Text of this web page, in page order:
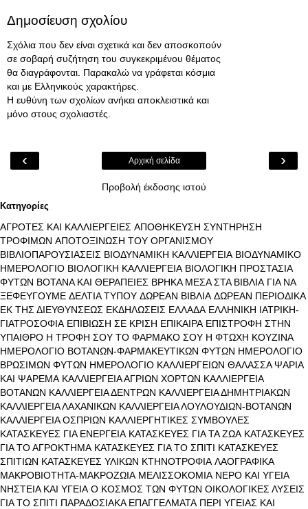
Δημοσίευση σχολίου
Σχόλια που δεν είναι σχετικά και δεν αποσκοπούν
σε σοβαρή συζήτηση του συγκεκριμένου θέματος
θα διαγράφονται. Παρακαλώ να γράφεται κόσμια
και με Ελληνικούς χαρακτήρες.
Η ευθύνη των σχολίων ανήκει αποκλειστικά και
μόνο στους σχολιαστές.
‹ ›
Αρχική σελίδα
Προβολή έκδοσης ιστού
Κατηγορίες
ΑΓΡΟΤΕΣ ΚΑΙ ΚΑΛΛΙΕΡΓΕΙΕΣ ΑΠΟΘΗΚΕΥΣΗ ΣΥΝΤΗΡΗΣΗ
ΤΡΟΦΙΜΩΝ ΑΠΟΤΟΞΙΝΩΣΗ ΤΟΥ ΟΡΓΑΝΙΣΜΟΥ
ΒΙΒΛΙΟΠΑΡΟΥΣΙΑΣΕΙΣ ΒΙΟΔΥΝΑΜΙΚΗ ΚΑΛΛΙΕΡΓΕΙΑ ΒΙΟΔΥΝΑΜΙΚΟ
ΗΜΕΡΟΛΟΓΙΟ ΒΙΟΛΟΓΙΚΗ ΚΑΛΛΙΕΡΓΕΙΑ ΒΙΟΛΟΓΙΚΗ ΠΡΟΣΤΑΣΙΑ
ΦΥΤΩΝ ΒΟΤΑΝΑ ΚΑΙ ΘΕΡΑΠΕΙΕΣ ΒΡΗΚΑ ΜΕΣΑ ΣΤΑ ΒΙΒΛΙΑ ΓΙΑ ΝΑ
ΞΕΦΕΥΓΟΥΜΕ ΔΕΛΤΙΑ ΤΥΠΟΥ ΔΩΡΕΑΝ ΒΙΒΛΙΑ ΔΩΡΕΑΝ ΠΕΡΙΟΔΙΚΑ
ΕΚ ΤΗΣ ΔΙΕΥΘΥΝΣΕΩΣ ΕΚΔΗΛΩΣΕΙΣ ΕΛΛΑΔΑ ΕΛΛΗΝΙΚΗ ΙΑΤΡΙΚΗ-
ΓΙΑΤΡΟΣΟΦΙΑ ΕΠΙΒΙΩΣΗ ΣΕ ΚΡΙΣΗ ΕΠΙΚΑΙΡΑ ΕΠΙΣΤΡΟΦΗ ΣΤΗΝ
ΥΠΑΙΘΡΟ Η ΤΡΟΦΗ ΣΟΥ ΤΟ ΦΑΡΜΑΚΟ ΣΟΥ Η ΦΤΩΧΗ ΚΟΥΖΙΝΑ
ΗΜΕΡΟΛΟΓΙΟ ΒΟΤΑΝΩΝ-ΦΑΡΜΑΚΕΥΤΙΚΩΝ ΦΥΤΩΝ ΗΜΕΡΟΛΟΓΙΟ
ΒΡΩΣΙΜΩΝ ΦΥΤΩΝ ΗΜΕΡΟΛΟΓΙΟ ΚΑΛΛΙΕΡΓΕΙΩΝ ΘΑΛΑΣΣΑ ΨΑΡΙΑ
ΚΑΙ ΨΑΡΕΜΑ ΚΑΛΛΙΕΡΓΕΙΑ ΑΓΡΙΩΝ ΧΟΡΤΩΝ ΚΑΛΛΙΕΡΓΕΙΑ
ΒΟΤΑΝΩΝ ΚΑΛΛΙΕΡΓΕΙΑ ΔΕΝΤΡΩΝ ΚΑΛΛΙΕΡΓΕΙΑ ΔΗΜΗΤΡΙΑΚΩΝ
ΚΑΛΛΙΕΡΓΕΙΑ ΛΑΧΑΝΙΚΩΝ ΚΑΛΛΙΕΡΓΕΙΑ ΛΟΥΛΟΥΔΙΩΝ-ΒΟΤΑΝΩΝ
ΚΑΛΛΙΕΡΓΕΙΑ ΟΣΠΡΙΩΝ ΚΑΛΛΙΕΡΓΗΤΙΚΕΣ ΣΥΜΒΟΥΛΕΣ
ΚΑΤΑΣΚΕΥΕΣ ΓΙΑ ΕΝΕΡΓΕΙΑ ΚΑΤΑΣΚΕΥΕΣ ΓΙΑ ΤΑ ΖΩΑ ΚΑΤΑΣΚΕΥΕΣ
ΓΙΑ ΤΟ ΑΓΡΟΚΤΗΜΑ ΚΑΤΑΣΚΕΥΕΣ ΓΙΑ ΤΟ ΣΠΙΤΙ ΚΑΤΑΣΚΕΥΕΣ
ΣΠΙΤΙΩΝ ΚΑΤΑΣΚΕΥΕΣ ΥΛΙΚΩΝ ΚΤΗΝΟΤΡΟΦΙΑ ΛΑΟΓΡΑΦΙΚΑ
ΜΑΚΡΟΒΙΟΤΗΤΑ-ΜΑΚΡΟΖΩΙΑ ΜΕΛΙΣΣΟΚΟΜΙΑ ΝΕΡΟ ΚΑΙ ΥΓΕΙΑ
ΝΗΣΤΕΙΑ ΚΑΙ ΥΓΕΙΑ Ο ΚΟΣΜΟΣ ΤΩΝ ΦΥΤΩΝ ΟΙΚΟΛΟΓΙΚΕΣ ΛΥΣΕΙΣ
ΓΙΑ ΤΟ ΣΠΙΤΙ ΠΑΡΑΔΟΣΙΑΚΑ ΕΠΑΓΓΕΛΜΑΤΑ ΠΕΡΙ ΥΓΕΙΑΣ ΚΑΙ